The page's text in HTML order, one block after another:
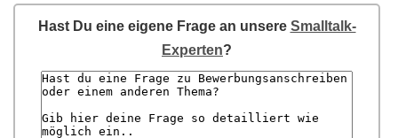
Hast Du eine eigene Frage an unsere Smalltalk-
Experten?